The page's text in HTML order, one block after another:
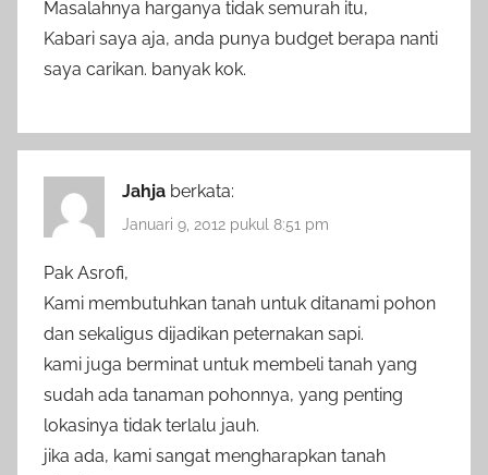
Masalahnya harganya tidak semurah itu,
Kabari saya aja, anda punya budget berapa nanti
saya carikan. banyak kok.
Jahja berkata:
Januari 9, 2012 pukul 8:51 pm
Pak Asrofi,
Kami membutuhkan tanah untuk ditanami pohon
dan sekaligus dijadikan peternakan sapi.
kami juga berminat untuk membeli tanah yang
sudah ada tanaman pohonnya, yang penting
lokasinya tidak terlalu jauh.
jika ada, kami sangat mengharapkan tanah